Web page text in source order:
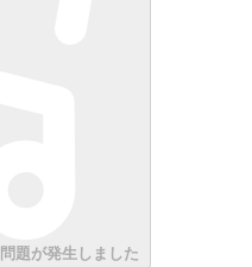
問題が発生しました